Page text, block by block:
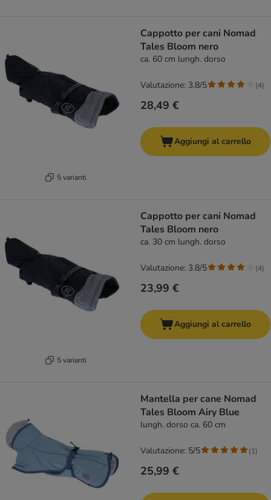
5 varianti
Cappotto per cani Nomad
Tales Bloom nero
ca. 60 cm lungh. dorso
28,49 €
Valutazione: 3.8/5 (4)
Aggiungi al carrello
5 varianti
Cappotto per cani Nomad
Tales Bloom nero
ca. 30 cm lungh. dorso
23,99 €
Valutazione: 3.8/5 (4)
Aggiungi al carrello
Mantella per cane Nomad
Tales Bloom Airy Blue
lungh. dorso ca. 60 cm
25,99 €
Valutazione: 5/5 (1)